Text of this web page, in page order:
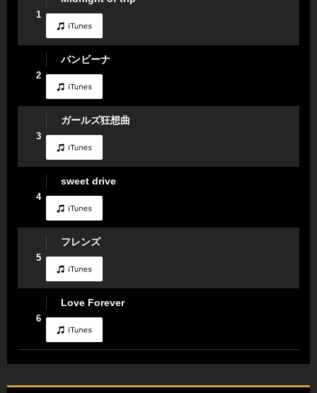
1
2
バンビーナ
3
ガールズ狂想曲
4
sweet drive
5
フレンズ
6
Love Forever